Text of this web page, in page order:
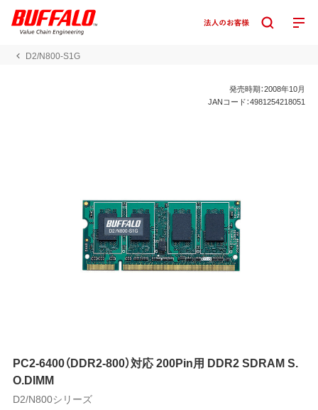
D2/N800-S1G
発売時期：2008年10月
JANコード：4981254218051
PC2-6400（DDR2-800）対応 200Pin用 DDR2 SDRAM S.
O.DIMM
D2/N800シリーズ